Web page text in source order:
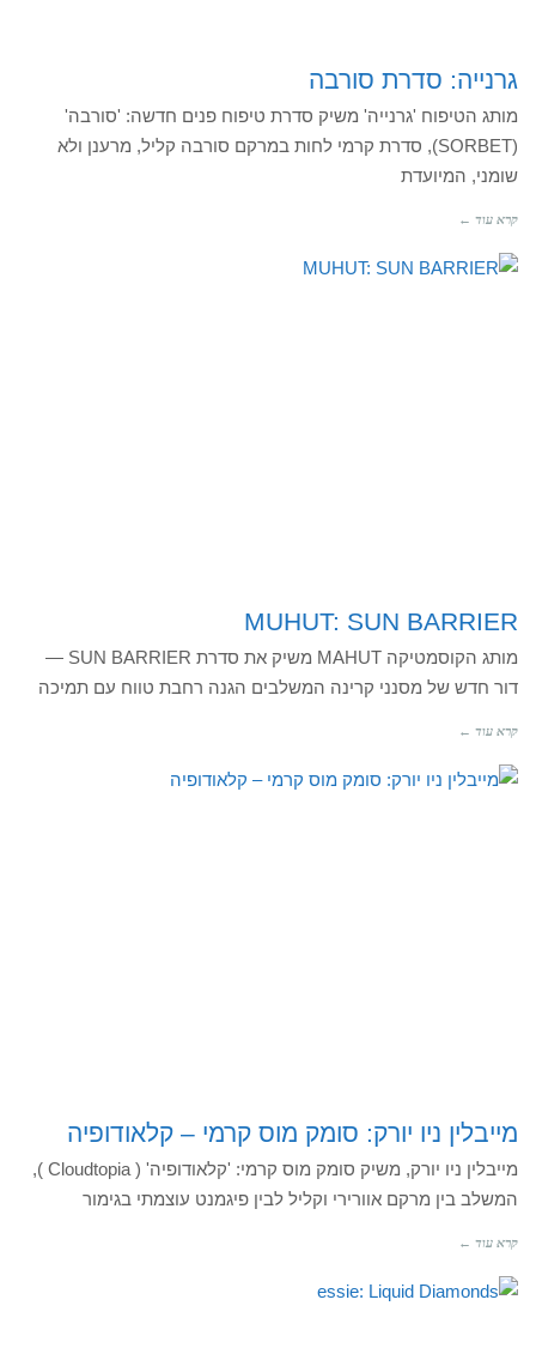
גרנייה: סדרת סורבה
מותג הטיפוח 'גרנייה' משיק סדרת טיפוח פנים חדשה: 'סורבה'
(SORBET), סדרת קרמי לחות במרקם סורבה קליל, מרענן ולא
שומני, המיועדת
קרא עוד ←
MUHUT: SUN BARRIER
מותג הקוסמטיקה MAHUT משיק את סדרת SUN BARRIER —
דור חדש של מסנני קרינה המשלבים הגנה רחבת טווח עם תמיכה
קרא עוד ←
מייבלין ניו יורק: סומק מוס קרמי – קלאודופיה
מייבלין ניו יורק, משיק סומק מוס קרמי: 'קלאודופיה' ( Cloudtopia ),
המשלב בין מרקם אוורירי וקליל לבין פיגמנט עוצמתי בגימור
קרא עוד ←